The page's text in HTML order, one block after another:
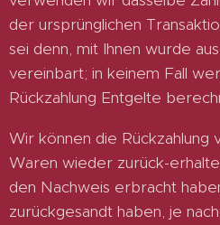
der ursprünglichen
sei denn, mit Ihnen wurde
vereinbart; in keinem Fall
Rückzahlung Entgelte
Wir können die
Waren wieder zurück-
den Nachweis erbracht
zurückgesandt haben, je